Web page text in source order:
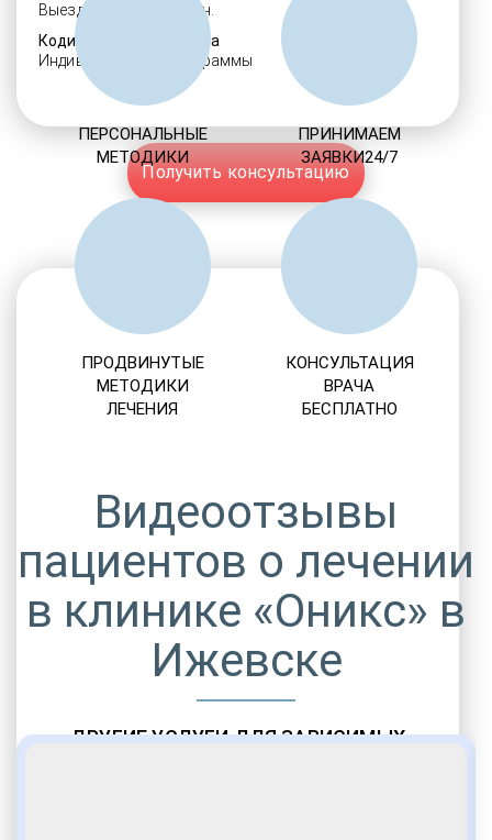
Выезд в течение 30 мин.
Кодировка алкоголизма
Индивидуальные программы
Получить консультацию
ДРУГИЕ УСЛУГИ ДЛЯ ЗАВИСИМЫХ
ПЕРСОНАЛЬНЫЕ
МЕТОДИКИ
ПРИНИМАЕМ
ЗАЯВКИ24/7
ПРОДВИНУТЫЕ
МЕТОДИКИ
ЛЕЧЕНИЯ
КОНСУЛЬТАЦИЯ
ВРАЧА
БЕСПЛАТНО
Видеоотзывы
пациентов о лечении
в клинике «Оникс» в
Ижевске